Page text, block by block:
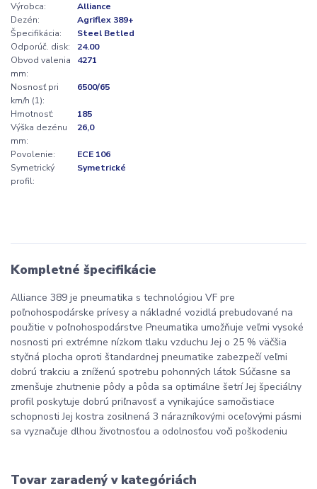
Výrobca:
Alliance
Dezén:
Agriflex 389+
Špecifikácia:
Steel Betled
Odporúč. disk:
24.00
Obvod valenia
mm:
4271
Nosnosť pri
km/h (1):
6500/65
Hmotnosť:
185
Výška dezénu
mm:
26,0
Povolenie:
ECE 106
Symetrický
profil:
Symetrické
Kompletné špecifikácie
Alliance 389 je pneumatika s technológiou VF pre
poľnohospodárske prívesy a nákladné vozidlá prebudované na
použitie v poľnohospodárstve Pneumatika umožňuje veľmi vysoké
nosnosti pri extrémne nízkom tlaku vzduchu Jej o 25 % väčšia
styčná plocha oproti štandardnej pneumatike zabezpečí veľmi
dobrú trakciu a zníženú spotrebu pohonných látok Súčasne sa
zmenšuje zhutnenie pôdy a pôda sa optimálne šetrí Jej špeciálny
profil poskytuje dobrú priľnavosť a vynikajúce samočistiace
schopnosti Jej kostra zosilnená 3 nárazníkovými oceľovými pásmi
sa vyznačuje dlhou životnosťou a odolnosťou voči poškodeniu
Tovar zaradený v kategóriách